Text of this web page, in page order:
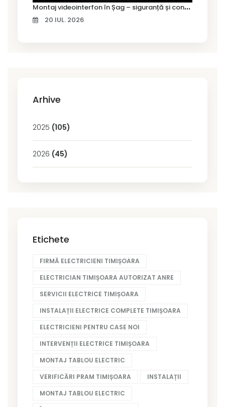
M
ontaj videointerfon în Șag – siguranță și control pentru locuința ta
20 IUL. 2026
Arhive
2025 (105)
2026 (45)
Etichete
FIRMĂ ELECTRICIENI TIMIȘOARA
ELECTRICIAN TIMIȘOARA AUTORIZAT ANRE
SERVICII ELECTRICE TIMIȘOARA
INSTALAȚII ELECTRICE COMPLETE TIMIȘOARA
ELECTRICIENI PENTRU CASE NOI
INTERVENȚII ELECTRICE TIMIȘOARA
MONTAJ TABLOU ELECTRIC
VERIFICĂRI PRAM TIMIȘOARA
INSTALAȚII
MONTAJ TABLOU ELECTRIC